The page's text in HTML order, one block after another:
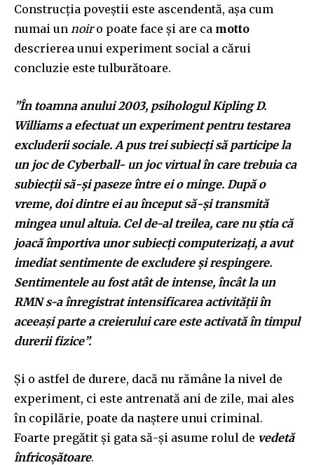
Construcția poveștii este ascendentă, așa cum
numai un noiro poate face și are ca motto
descrierea unui experiment social a cărui
concluzie este tulburătoare.
”În toamna anului 2003, psihologul Kipling D.
Williams a efectuat un experiment pentru testarea
excluderii sociale. A pus trei subiecți să participe la
un joc de Cyberball- un joc virtual în care trebuia ca
subiecții să-și paseze între ei o minge. După o
vreme, doi dintre ei au început să-și transmită
mingea unul altuia. Cel de-al treilea, care nu știa că
joacă împortiva unor subiecți computerizați, a avut
imediat sentimente de excludere și respingere.
Sentimentele au fost atât de intense, încât la un
RMN s-a înregistrat intensificarea activității în
aceeași parte a creierului care este activată în timpul
durerii fizice”.
Și o astfel de durere, dacă nu rămâne la nivel de
experiment, ci este antrenată ani de zile, mai ales
în copilărie, poate da naștere unui criminal.
Foarte pregătit și gata să-și asume rolul de vedetă
înfricoșătoare.